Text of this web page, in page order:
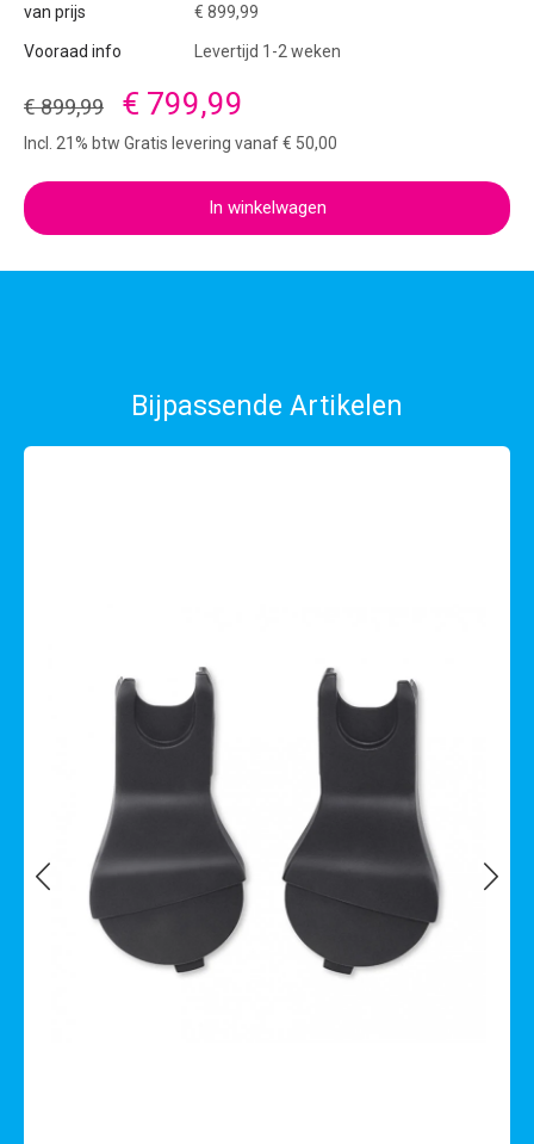
van prijs € 899,99
Vooraad info Levertijd 1-2 weken
€ 899,99 € 799,99
Incl. 21% btw Gratis levering vanaf € 50,00
In winkelwagen
Bijpassende Artikelen